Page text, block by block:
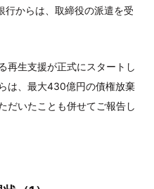
行からは、取締役の派遣を受
再生支援が正式にスタートし
は、最大430億円の債権放棄
だいたことも併せてご報告し